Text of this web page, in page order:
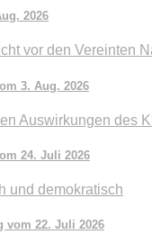
2026
vor den Vereinten
3. Aug. 2026
Auswirkungen des
24. Juli 2026
und demokratisch
vom 22. Juli 2026